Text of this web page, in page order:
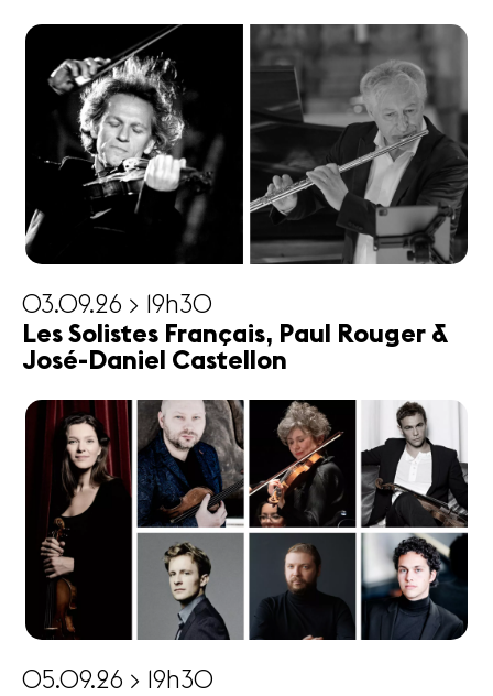
03.09.26 > 19h30
Les Solistes Français, Paul Rouger &
José-Daniel Castellon
05.09.26 > 19h30